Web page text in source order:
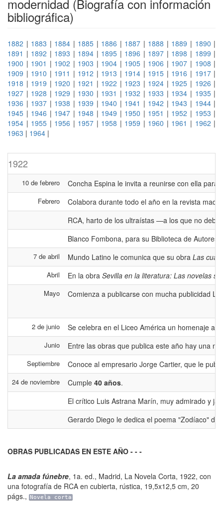
modernidad (Biografía con información
bibliográfica)
1882 | 1883 | 1884 | 1885 | 1886 | 1887 | 1888 | 1889 | 1890 |
1891 | 1892 | 1893 | 1894 | 1895 | 1896 | 1897 | 1898 | 1899 |
1900 | 1901 | 1902 | 1903 | 1904 | 1905 | 1906 | 1907 | 1908 |
1909 | 1910 | 1911 | 1912 | 1913 | 1914 | 1915 | 1916 | 1917|
1918 | 1919 | 1920 | 1921 | 1922 | 1923 | 1924 | 1925 | 1926 |
1927 | 1928 | 1929 | 1930 | 1931 | 1932 | 1933 | 1934 | 1935|
1936 | 1937 | 1938 | 1939 | 1940 | 1941 | 1942 | 1943 | 1944|
1945 | 1946 | 1947 | 1948 | 1949 | 1950 | 1951 | 1952 | 1953 |
1954 | 1955 | 1956 | 1957 | 1958 | 1959 | 1960 | 1961 | 1962 |
1963 | 1964 |
1922
10 de febrero Concha Espina le invita a reunirse con ella
Febrero
Colabora durante todo el año en la revista
RCA, harto de los ultraístas —a los que no
Blanco Fombona, para su Biblioteca de
7 de abril Mundo Latino le comunica que su obra Las
Abril En la obra Sevilla en la literatura: Las novelas
Mayo Comienza a publicarse con mucha publicidad
2 de junio Se celebra en el Liceo América un homenaje al
Junio Entre las obras que publica este año hay una
Septiembre Conoce al empresario Jorge Cartier, que le
24 de noviembre Cumple 40 años.
El crítico Luis Astrana Marín, muy admirado y
Gerardo Diego le dedica el poema "Zodíaco" de
OBRAS PUBLICADAS EN ESTE AÑO - - -
La amada fúnebre, 1a. ed., Madrid, La Novela Corta, 1922, con
una fotografía de RCA en cubierta, rústica, 19,5x12,5 cm, 20
págs., Novela corta